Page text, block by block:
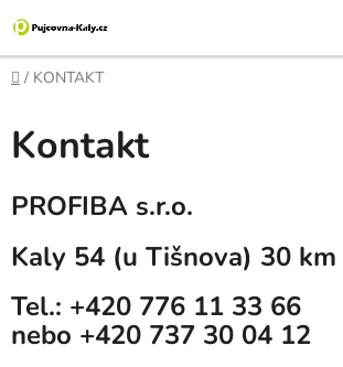
na
obsah
Domů
/ KONTAKT
Kontakt
PROFIBA s.r.o.
Kaly 54 (u Tišnova) 30 km
Tel.: +420 776 11 33 66
nebo +420 737 30 04 12